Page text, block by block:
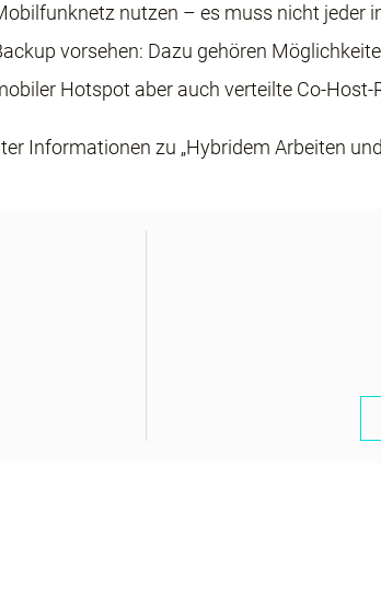
nutzen – es muss nicht jeder
vorsehen: Dazu gehören
Hotspot aber auch verteilte Co-Host-
Informationen zu „Hybridem Arbeiten